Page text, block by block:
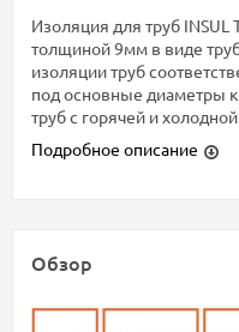
Изоляция для труб INSUL
толщиной 9мм в виде
изоляции труб
под основные диаметры
труб с горячей и
Подробное описание
Обзор